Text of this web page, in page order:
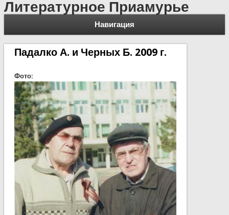
Литературное Приамурье
Навигация
Падалко А. и Черных Б. 2009 г.
Фото: